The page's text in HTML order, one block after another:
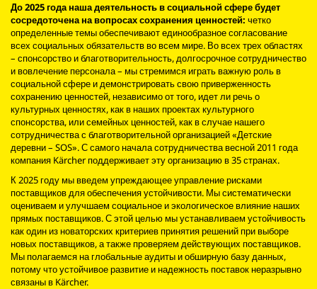
До 2025 года наша деятельность в социальной сфере будет
сосредоточена на вопросах сохранения ценностей: четко
определенные темы обеспечивают единообразное согласование
всех социальных обязательств во всем мире. Во всех трех областях
– спонсорство и благотворительность, долгосрочное сотрудничество
и вовлечение персонала – мы стремимся играть важную роль в
социальной сфере и демонстрировать свою приверженность
сохранению ценностей, независимо от того, идет ли речь о
культурных ценностях, как в наших проектах культурного
спонсорства, или семейных ценностей, как в случае нашего
сотрудничества с благотворительной организацией «Детские
деревни – SOS». С самого начала сотрудничества весной 2011 года
компания Kärcher поддерживает эту организацию в 35 странах.
К 2025 году мы введем упреждающее управление рисками
поставщиков для обеспечения устойчивости. Мы систематически
оцениваем и улучшаем социальное и экологическое влияние наших
прямых поставщиков. С этой целью мы устанавливаем устойчивость
как один из новаторских критериев принятия решений при выборе
новых поставщиков, а также проверяем действующих поставщиков.
Мы полагаемся на глобальные аудиты и обширную базу данных,
потому что устойчивое развитие и надежность поставок неразрывно
связаны в Kärcher.